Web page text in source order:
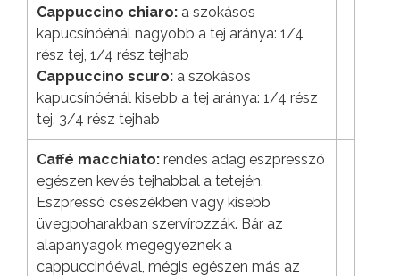
Cappuccino chiaro: a szokásos
kapucsínóénál nagyobb a tej aránya: 1/4
rész tej, 1/4 rész tejhab
Cappuccino scuro: a szokásos
kapucsínóénál kisebb a tej aránya: 1/4 rész
tej, 3/4 rész tejhab
Caffé macchiato: rendes adag eszpresszó
egészen kevés tejhabbal a tetején.
Eszpressó csészékben vagy kisebb
üvegpoharakban szervírozzák. Bár az
alapanyagok megegyeznek a
cappuccinóéval, mégis egészen más az